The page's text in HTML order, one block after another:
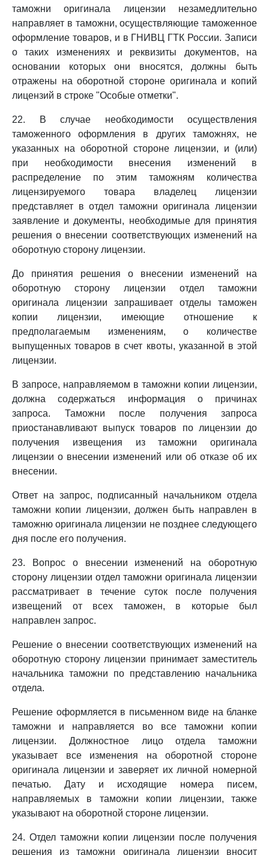
таможни оригинала лицензии незамедлительно
направляет в таможни, осуществляющие таможенное
оформление товаров, и в ГНИВЦ ГТК России. Записи
о таких изменениях и реквизиты документов, на
основании которых они вносятся, должны быть
отражены на оборотной стороне оригинала и копий
лицензий в строке "Особые отметки".
22. В случае необходимости осуществления
таможенного оформления в других таможнях, не
указанных на оборотной стороне лицензии, и (или)
при необходимости внесения изменений в
распределение по этим таможням количества
лицензируемого товара владелец лицензии
представляет в отдел таможни оригинала лицензии
заявление и документы, необходимые для принятия
решения о внесении соответствующих изменений на
оборотную сторону лицензии.
До принятия решения о внесении изменений на
оборотную сторону лицензии отдел таможни
оригинала лицензии запрашивает отделы таможен
копии лицензии, имеющие отношение к
предполагаемым изменениям, о количестве
выпущенных товаров в счет квоты, указанной в этой
лицензии.
В запросе, направляемом в таможни копии лицензии,
должна содержаться информация о причинах
запроса. Таможни после получения запроса
приостанавливают выпуск товаров по лицензии до
получения извещения из таможни оригинала
лицензии о внесении изменений или об отказе об их
внесении.
Ответ на запрос, подписанный начальником отдела
таможни копии лицензии, должен быть направлен в
таможню оригинала лицензии не позднее следующего
дня после его получения.
23. Вопрос о внесении изменений на оборотную
сторону лицензии отдел таможни оригинала лицензии
рассматривает в течение суток после получения
извещений от всех таможен, в которые был
направлен запрос.
Решение о внесении соответствующих изменений на
оборотную сторону лицензии принимает заместитель
начальника таможни по представлению начальника
отдела.
Решение оформляется в письменном виде на бланке
таможни и направляется во все таможни копии
лицензии. Должностное лицо отдела таможни
указывает все изменения на оборотной стороне
оригинала лицензии и заверяет их личной номерной
печатью. Дату и исходящие номера писем,
направляемых в таможни копии лицензии, также
указывают на оборотной стороне лицензии.
24. Отдел таможни копии лицензии после получения
решения из таможни оригинала лицензии вносит